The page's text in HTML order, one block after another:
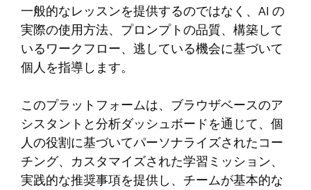
一般的なレッスンを提供するのではなく、AI の
実際の使用方法、プロンプトの品質、構築して
いるワークフロー、逃している機会に基づいて
個人を指導します。
このプラットフォームは、ブラウザベースのア
シスタントと分析ダッシュボードを通じて、個
人の役割に基づいてパーソナライズされたコー
チング、カスタマイズされた学習ミッション、
実践的な推奨事項を提供し、チームが基本的な